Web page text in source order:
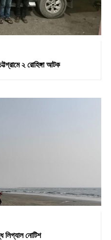
২ রোহিঙ্গা আটক
লিগ্যাল নোটিশ